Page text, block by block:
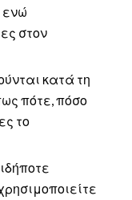
ενώ
στον
κατά τη
πότε, πόσο
το